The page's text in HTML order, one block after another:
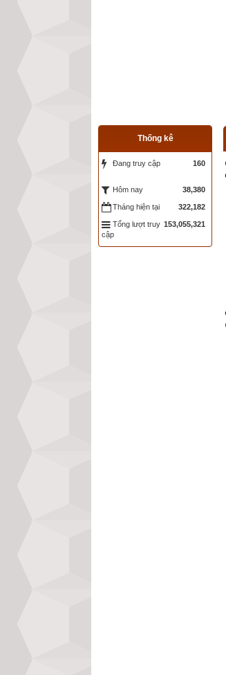
Thống kê
Đang truy cập 160
Hôm nay 38,380
Tháng hiện tại 322,182
Tổng lượt truy
cập
153,055,321